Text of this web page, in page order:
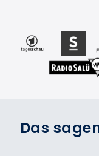
Das